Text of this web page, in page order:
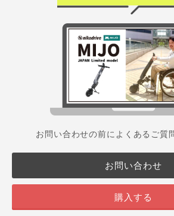
お問い合わせの前によくあるご質
お問い合わせ
購入する